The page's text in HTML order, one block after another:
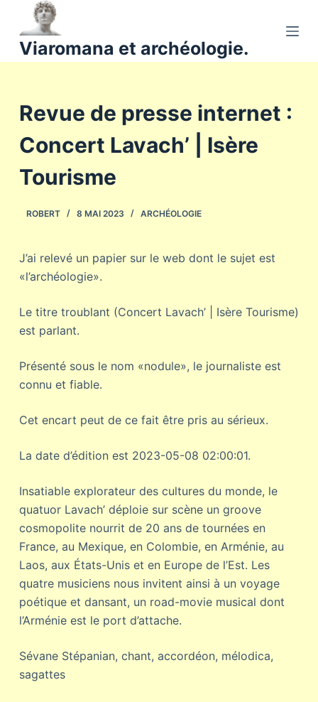
a
u
n
u
Viaromana et archéologie.
Revue de presse internet :
Concert Lavach’ | Isère
Tourisme
ROBERT 8 MAI 2023 ARCHÉOLOGIE
J’ai relevé un papier sur le web dont le sujet est
«l’archéologie».
Le titre troublant (Concert Lavach’ | Isère Tourisme)
est parlant.
Présenté sous le nom «nodule», le journaliste est
connu et fiable.
Cet encart peut de ce fait être pris au sérieux.
La date d’édition est 2023-05-08 02:00:01.
Insatiable explorateur des cultures du monde, le
quatuor Lavach’ déploie sur scène un groove
cosmopolite nourrit de 20 ans de tournées en
France, au Mexique, en Colombie, en Arménie, au
Laos, aux États-Unis et en Europe de l’Est. Les
quatre musiciens nous invitent ainsi à un voyage
poétique et dansant, un road-movie musical dont
l’Arménie est le port d’attache.
Sévane Stépanian, chant, accordéon, mélodica,
sagattes